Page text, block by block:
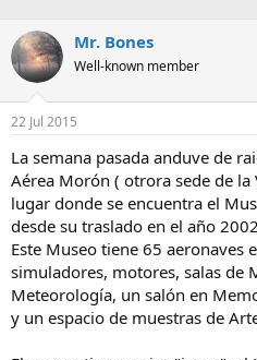
Mr. Bones
Well-known member
22 Jul 2015
La semana pasada anduve de
Aérea Morón ( otrora sede de la
lugar donde se encuentra el
desde su traslado en el año
Este Museo tiene 65 aeronaves
simuladores, motores, salas de
Meteorología, un salón en
y un espacio de muestras de